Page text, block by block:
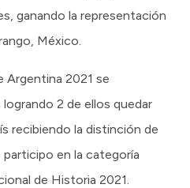
ganando la representación
México.
Argentina 2021 se
2 de ellos quedar
recibiendo la distinción de
en la categoría
de Historia 2021.